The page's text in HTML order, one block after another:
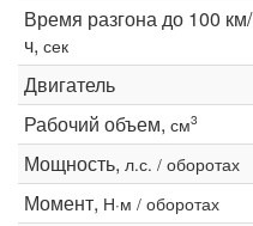
Время разгона до 100 км/
ч, сек
Двигатель
Рабочий объем, см3
Мощность, л.с. / оборотах
Момент, Н·м / оборотах